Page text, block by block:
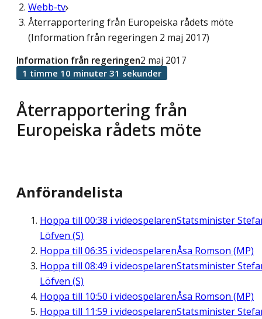
Webb-tv
Återrapportering från Europeiska rådets möte
(Information från regeringen 2 maj 2017)
Återrapportering från
Europeiska rådets möte
Information från regeringen2 maj 2017
1 timme 10 minuter 31 sekunder
Anförandelista
Hoppa till 00:38 i videospelarenStatsminister
Löfven (S)
Hoppa till 06:35 i videospelarenÅsa Romson (MP)
Hoppa till 08:49 i videospelarenStatsminister
Löfven (S)
Hoppa till 10:50 i videospelarenÅsa Romson (MP)
Hoppa till 11:59 i videospelarenStatsminister